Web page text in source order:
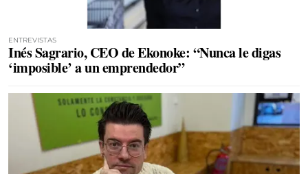
ENTREVISTAS
Inés Sagrario, CEO de Ekonoke: “Nunca le digas
‘imposible’ a un emprendedor”